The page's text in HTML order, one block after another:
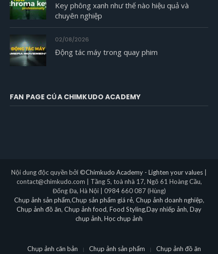
Key phông xanh như thế nào hiệu quả và
chuyên nghiệp
02/08/2026
Động tác máy trong quay phim
FAN PAGE CỦA CHIMKUDO ACADEMY
Nội dung độc quyền bởi ©Chimkudo Academy - Lighten your values
contact@chimkudo.com | Tầng 5, toà nhà 17, Ngõ 61 Hoàng Cầu,
Đống Đa, Hà Nội | 0984 660 087 (Hùng)
Chụp ảnh sản phẩm,Chụp sản phẩm giá rẻ, Chụp ảnh doanh nghiệp,
Chụp ảnh đồ ăn, Chụp ảnh food, Food Styling,Dạy nhiếp ảnh, Dạy
chụp ảnh, Học chụp ảnh
Chụp ảnh căn bản Chụp ảnh sản phẩm Chụp ảnh đồ ăn